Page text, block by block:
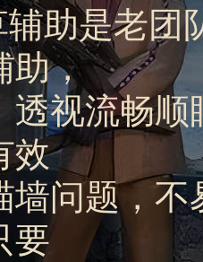
辅助是老团
助，
透视流畅
效
墙问题，
要